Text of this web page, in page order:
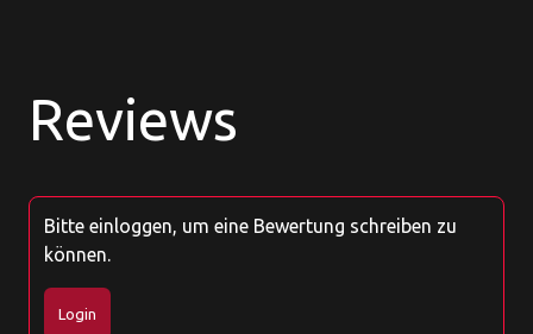
Reviews
Bitte einloggen, um eine Bewertung schreiben zu
können.
Login